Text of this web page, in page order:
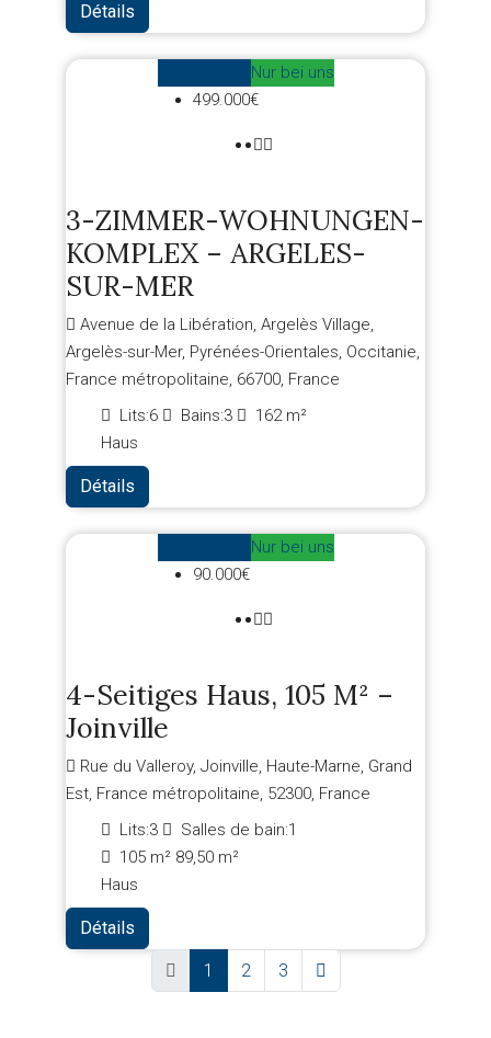
Détails
Nur bei uns
499.000€
3-ZIMMER-WOHNUNGEN-
KOMPLEX – ARGELES-
SUR-MER
Avenue de la Libération, Argelès Village,
Argelès-sur-Mer, Pyrénées-Orientales, Occitanie,
France métropolitaine, 66700, France
Lits:6 Bains:3 162 m²
Haus
Détails
Nur bei uns
90.000€
4-Seitiges Haus, 105 M² –
Joinville
Rue du Valleroy, Joinville, Haute-Marne, Grand
Est, France métropolitaine, 52300, France
Lits:3 Salles de bain:1
105 m² 89,50 m²
Haus
Détails
1 2 3